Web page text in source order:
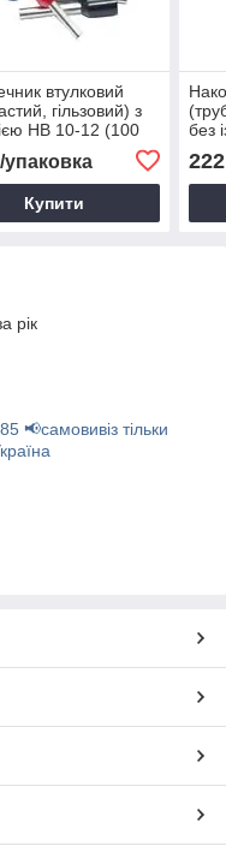
втулковий
гільзовий) з
НВ 10-12 (100
Купити
без
222
рік
📢самовивіз тільки